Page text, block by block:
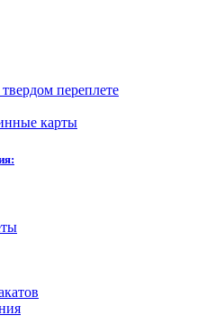
переплете
карты